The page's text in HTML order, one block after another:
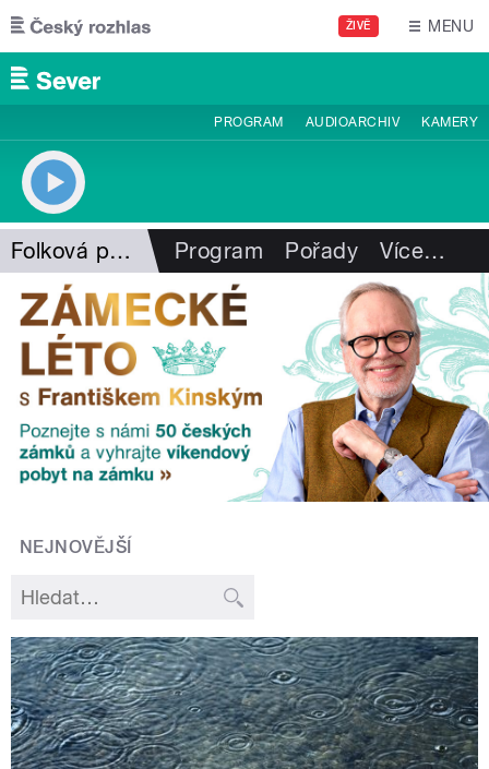
Přejít k hlavnímu obsahu
ŽIVĚ MENU
PROGRAM AUDIOARCHIV KAMERY
Folková pohlazení Program Pořady Více…
NEJNOVĚJŠÍ